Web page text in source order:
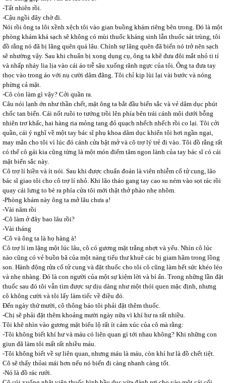
-Tất nhiên rồi.
-Cậu ngồi đây chờ đi.
Nói rồi ông ta lôi xềnh xệch tôi vào gian buồng khám riêng bên trong. Đó là một
phòng khám khá sạch sẽ không có mùi thuốc kháng sinh lẫn thuốc sát trùng, tôi
đồ rằng nó đã bị lãng quên quá lâu. Chính sự lãng quên đã biến nó trở nên sạch
sẽ nhường vậy. Sau khi chuẩn bị xong dụng cụ, ông ta khẽ đưa đôi mắt nhỏ ti tí
và nhấp nháy lia lịa vào cái áo trễ sâu xuống rãnh ngực của tôi. Ông ta đưa tay
thọc vào trong áo với nụ cười dâm đãng. Tôi chỉ kịp lùi lại vài bước và nóng
phừng cả mặt.
-Cô còn làm gì vậy? Cởi quần ra.
Câu nói lạnh ớn như thần chết, mặt ông ta bắt đầu biến sắc và vẻ dâm dục phút
chốc tan biến. Cái nốt ruồi to tướng trồi lên phía bên trái cánh môi dưới bỗng
nhiên trơ khấc, hai hàng ria mỏng tang đỏ quạch nhếch nhếch rồi co lại. Tôi cởi
quần, cái ý nghĩ về một tay bác sĩ phụ khoa dâm dục khiến tôi hơi ngần ngại,
may mắn cho tôi vì lúc đó cánh cửa bật mở và cô trợ lý trẻ đi vào. Tôi đồ rằng rất
có thể cô gái kia cũng từng là một món điểm tâm ngon lành của tay bác sĩ có cái
mặt biến sắc này.
Cô trợ lí hiền và ít nói. Sau khi được chuẩn đoán là viên nhiễm cổ tử cung, lão
bác sĩ giao tôi cho cô trợ lí nhỏ. Khi lão tháo gang tay cao su ném vào sọt rác rồi
quay cái lưng to bè ra phía cửa tôi mới thật thở phào nhẹ nhõm.
-Phòng khám này ông ta mở lâu chưa ạ!
-Vài năm rồi
-Cô làm ở đây bao lâu rồi?
-Vài tháng
-Cô và ông ta là họ hàng à!
Cô trợ lí im lặng một lúc lâu, cô có gương mặt trắng nhợt và yểu. Nhìn cô lúc
nào cũng có vẻ buồn bã của một nàng tiểu thư khuê các bị giam hãm trong lồng
son. Hành động rửa cổ tử cung và đặt thuốc cho tôi cô cũng làm hết sức khéo léo
và nhẹ nhàng. Đó là con người của một sự kiệm lời và bí ẩn. Trong những lần đặt
thuốc sau đó tôi vẫn tìm được sự dịu dàng như một thói quen mặc định, nhưng
cô không cười và tôi lấy làm tiếc về điều đó.
Đến ngày thứ mười, cô thông báo tôi phải đặt thêm thuốc.
-Chị sẽ phải đặt thêm khoảng mười ngày nữa vì khí hư ra rất nhiều.
Tôi khẽ nhìn vào gương mặt biểu lộ rất ít cảm xúc của cô mà rằng:
-Tôi không biết khí hư và máu có liên quan gì tới nhau không? Khi những con
giun đã làm tôi mất rất nhiều máu.
-Tôi không biết về sự liên quan, nhưng máu là máu, còn khí hư là đồ chết tiệt.
Cô sẽ thấy thỏai mái hơn nếu nó biến đi càng nhanh càng tốt.
-Nó là đồ rác rưởi.